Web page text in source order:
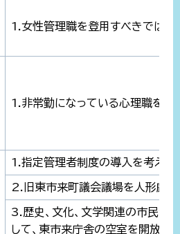
1.女性管理職を登用すべきではな
1.非常勤になっている心理職を常
1.指定管理者制度の導入を考えて
2.旧東市来町議会議場を人形劇場
3.歴史、文化、文学関連の市民活
して、東市来庁舎の空室を開放し